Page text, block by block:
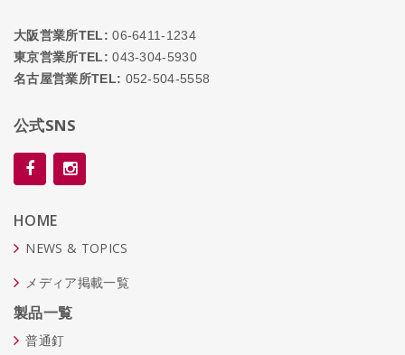
大阪営業所TEL: 06-6411-1234
東京営業所TEL: 043-304-5930
名古屋営業所TEL: 052-504-5558
公式SNS
HOME
NEWS & TOPICS
メディア掲載一覧
製品一覧
普通釘